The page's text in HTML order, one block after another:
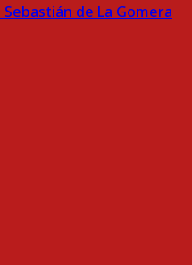
de La Gomera